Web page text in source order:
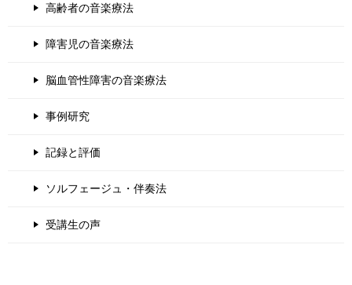
高齢者の音楽療法
障害児の音楽療法
脳血管性障害の音楽療法
事例研究
記録と評価
ソルフェージュ・伴奏法
受講生の声